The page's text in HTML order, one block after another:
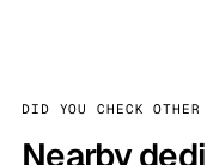
DID YOU CHECK OTHER
Nearby